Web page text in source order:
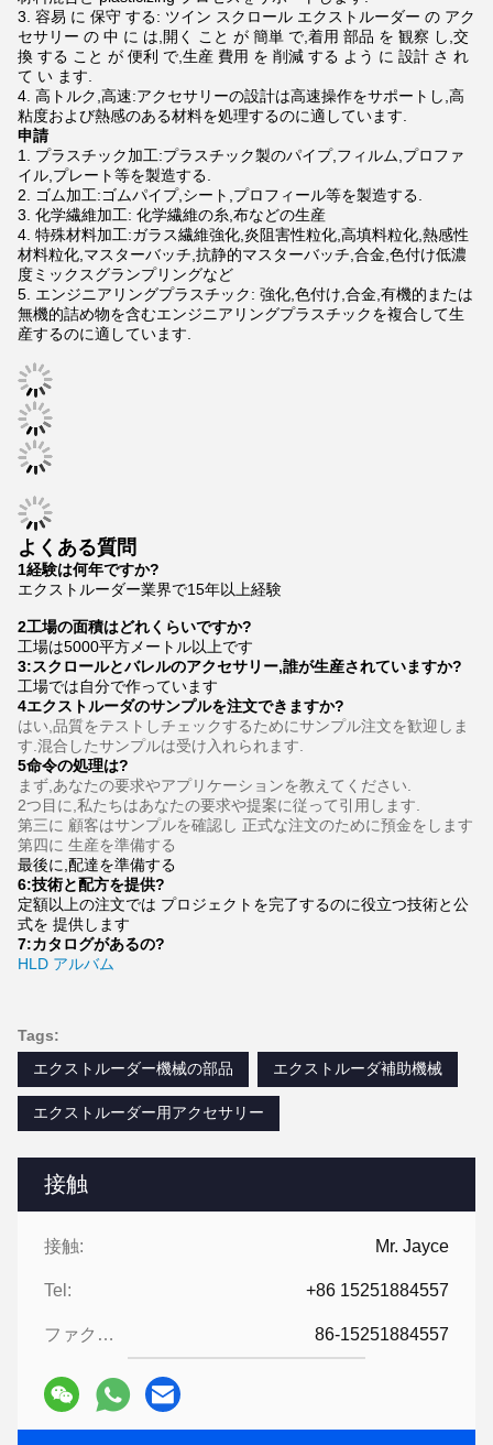
接触
接触: Mr. Jayce
Tel: +86 15251884557
ファクシミリ: 86-15251884557
容易 に 保守 する: ツイン スクロール エクストルーダー の アク
セサリー の 中 に は,開く こと が 簡単 で,着用 部品 を 観察 し,交
換 する こと が 便利 で,生産 費用 を 削減 する よう に 設計 さ れ
て い ます.
高トルク,高速:アクセサリーの設計は高速操作をサポートし,高
粘度および熱感のある材料を処理するのに適しています.
申請
プラスチック加工:プラスチック製のパイプ,フィルム,プロファ
イル,プレート等を製造する.
ゴム加工:ゴムパイプ,シート,プロフィール等を製造する.
化学繊維加工: 化学繊維の糸,布などの生産
特殊材料加工:ガラス繊維強化,炎阻害性粒化,高填料粒化,熱感性
材料粒化,マスターバッチ,抗静的マスターバッチ,合金,色付け低濃
度ミックスグランプリングなど
エンジニアリングプラスチック: 強化,色付け,合金,有機的または
無機的詰め物を含むエンジニアリングプラスチックを複合して生
産するのに適しています.
よくある質問
1経験は何年ですか?
エクストルーダー業界で15年以上経験
2工場の面積はどれくらいですか?
工場は5000平方メートル以上です
3:スクロールとバレルのアクセサリー,誰が生産されていますか?
工場では自分で作っています
4エクストルーダのサンプルを注文できますか?
はい,品質をテストしチェックするためにサンプル注文を歓迎しま
す.混合したサンプルは受け入れられます.
5命令の処理は?
まず,あなたの要求やアプリケーションを教えてください.
2つ目に,私たちはあなたの要求や提案に従って引用します.
第三に 顧客はサンプルを確認し 正式な注文のために預金をします
第四に 生産を準備する
最後に,配達を準備する
6:技術と配方を提供?
定額以上の注文では プロジェクトを完了するのに役立つ技術と公
式を 提供します
7:カタログがあるの?
HLD アルバム
Tags:
エクストルーダー機械の部品
エクストルーダ補助機械
エクストルーダー用アクセサリー